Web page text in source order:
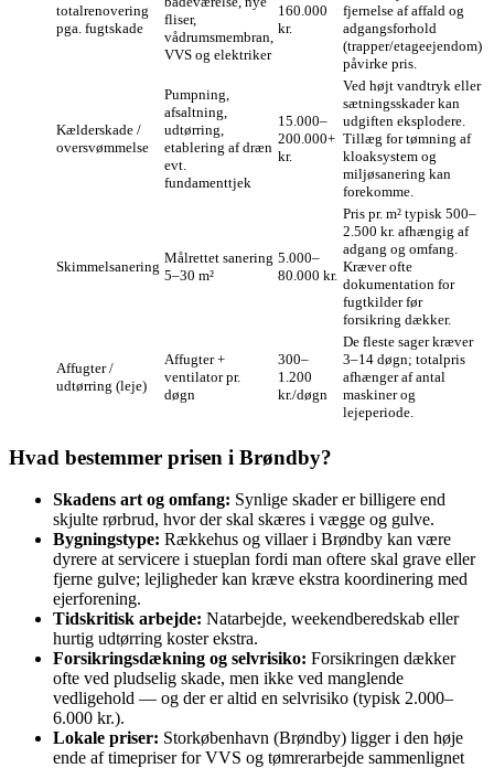
totalrenovering
pga. fugtskade
fliser,
vådrumsmembran,
VVS og elektriker
160.000
kr.
fjernelse af affald og
adgangsforhold
(trapper/etageejendom)
påvirke pris.
Kælderskade /
oversvømmelse
Pumpning,
afsaltning,
udtørring,
etablering af dræn
evt.
fundamenttjek
15.000–
200.000+
kr.
Ved højt vandtryk eller
sætningsskader kan
udgiften eksplodere.
Tillæg for tømning af
kloaksystem og
miljøsanering kan
forekomme.
Skimmelsanering
Målrettet sanering
5–30 m²
5.000–
80.000 kr.
Pris pr. m² typisk 500–
2.500 kr. afhængig af
adgang og omfang.
Kræver ofte
dokumentation for
fugtkilder før
forsikring dækker.
Affugter /
udtørring (leje)
Affugter +
ventilator pr.
døgn
300–
1.200
kr./døgn
De fleste sager kræver
3–14 døgn; totalpris
afhænger af antal
maskiner og
lejeperiode.
Hvad bestemmer prisen i Brøndby?
Skadens art og omfang: Synlige skader er billigere end
skjulte rørbrud, hvor der skal skæres i vægge og gulve.
Bygningstype: Rækkehus og villaer i Brøndby kan være
dyrere at servicere i stueplan fordi man oftere skal grave eller
fjerne gulve; lejligheder kan kræve ekstra koordinering med
ejerforening.
Tidskritisk arbejde: Natarbejde, weekendberedskab eller
hurtig udtørring koster ekstra.
Forsikringsdækning og selvrisiko: Forsikringen dækker
ofte ved pludselig skade, men ikke ved manglende
vedligehold — og der er altid en selvrisiko (typisk 2.000–
6.000 kr.).
Lokale priser: Storkøbenhavn (Brøndby) ligger i den høje
ende af timepriser for VVS og tømrerarbejde sammenlignet